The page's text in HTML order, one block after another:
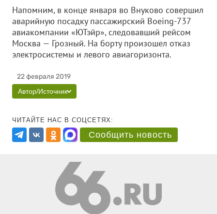
Напомним, в конце января во Внуково совершил
аварийную посадку пассажирский Boeing-737
авиакомпании «ЮТэйр», следовавший рейсом
Москва — Грозный. На борту произошел отказ
электросистемы и левого авиагоризонта.
22 февраля 2019
Автор/Источник
ЧИТАЙТЕ НАС В СОЦСЕТЯХ:
Сообщить новость